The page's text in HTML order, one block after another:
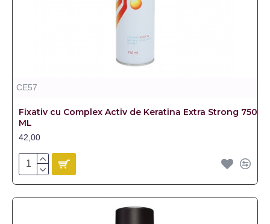
CE57
Fixativ cu Complex Activ de Keratina Extra Strong 750
ML
42,00